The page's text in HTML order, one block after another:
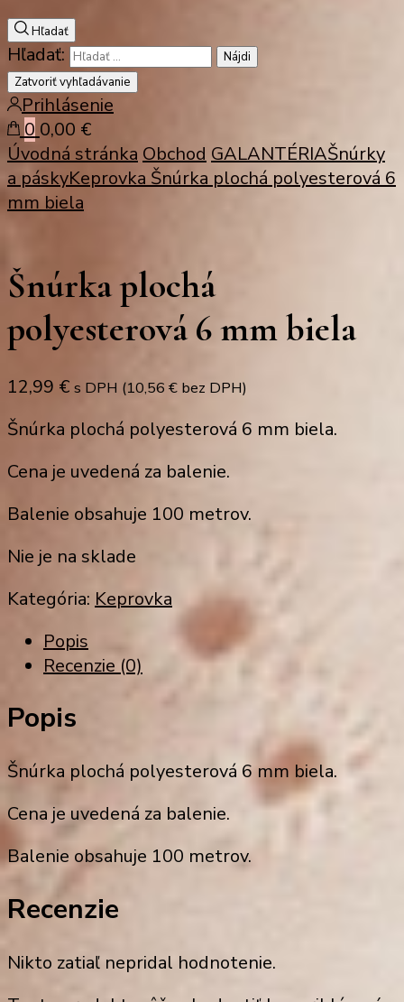
Hľadať
Hľadať:
Zatvoriť vyhľadávanie
Prihlásenie
0 0,00 €
Úvodná stránka Obchod GALANTÉRIAŠnúrky
a páskyKeprovka Šnúrka plochá polyesterová 6
mm biela
Šnúrka plochá
polyesterová 6 mm biela
12,99 € s DPH (10,56 € bez DPH)
Šnúrka plochá polyesterová 6 mm biela.
Cena je uvedená za balenie.
Balenie obsahuje 100 metrov.
Nie je na sklade
Kategória: Keprovka
Popis
Recenzie (0)
Popis
Šnúrka plochá polyesterová 6 mm biela.
Cena je uvedená za balenie.
Balenie obsahuje 100 metrov.
Recenzie
Nikto zatiaľ nepridal hodnotenie.